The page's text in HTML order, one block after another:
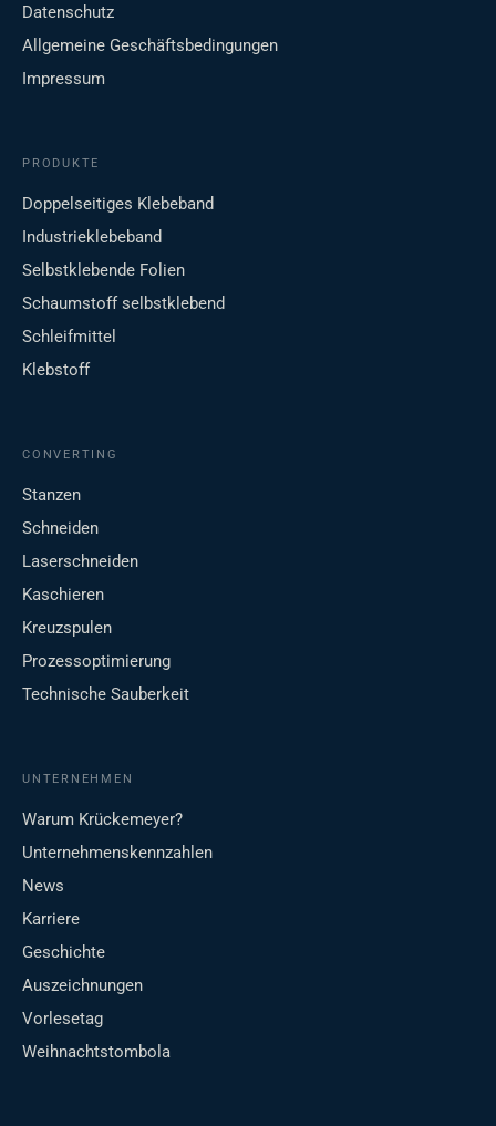
Datenschutz
Allgemeine Geschäftsbedingungen
Impressum
PRODUKTE
Doppelseitiges Klebeband
Industrieklebeband
Selbstklebende Folien
Schaumstoff selbstklebend
Schleifmittel
Klebstoff
CONVERTING
Stanzen
Schneiden
Laserschneiden
Kaschieren
Kreuzspulen
Prozessoptimierung
Technische Sauberkeit
UNTERNEHMEN
Warum Krückemeyer?
Unternehmenskennzahlen
News
Karriere
Geschichte
Auszeichnungen
Vorlesetag
Weihnachtstombola